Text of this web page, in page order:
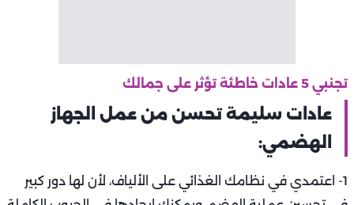
تجنبي 5 عادات خاطئة تؤثر على جمالك
عادات سليمة تحسن من عمل الجهاز
الهضمي:
1- اعتمدي في نظامك الغذائي على الألياف، لأن لها دور كبير